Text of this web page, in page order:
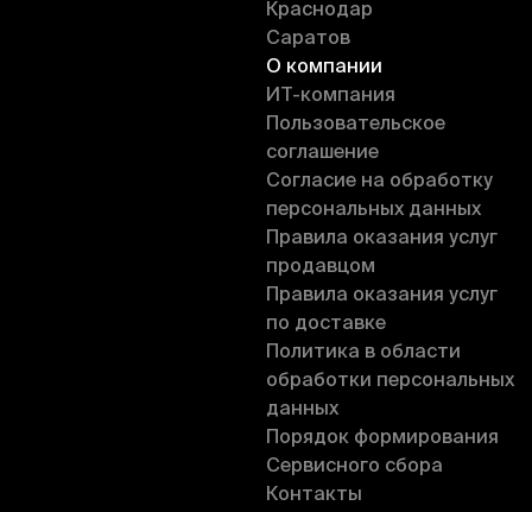
Краснодар
Саратов
О компании
ИT-компания
Пользовательское
соглашение
Согласие на обработку
персональных данных
Правила оказания услуг
продавцом
Правила оказания услуг
по доставке
Политика в области
обработки персональных
данных
Порядок формирования
Сервисного сбора
Контакты